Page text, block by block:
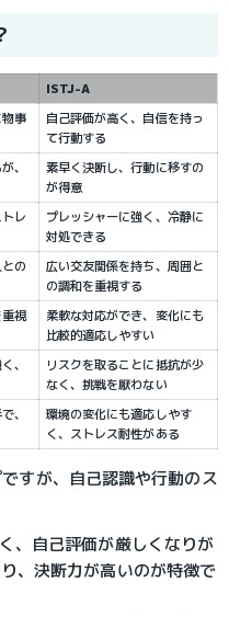
ISTJ-A
事
自己評価が高く、自信を持っ
て行動する
、
素早く決断し、行動に移すの
が得意
レ
プレッシャーに強く、冷静に
対処できる
の
広い交友関係を持ち、周囲と
の調和を重視する
視
柔軟な対応ができ、変化にも
比較的適応しやすい
、
リスクを取ることに抵抗が少
なく、挑戦を厭わない
、
環境の変化にも適応しやす
く、ストレス耐性がある
すが、自己認識や行動のス
、自己評価が厳しくなりが
、決断力が高いのが特徴で